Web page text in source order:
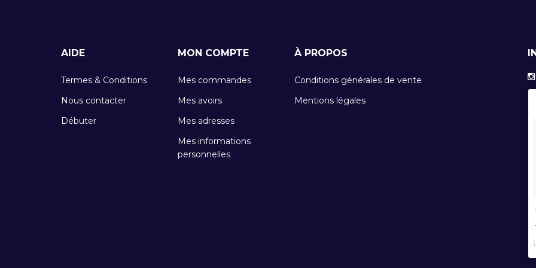
AIDE
Termes & Conditions
Nous contacter
Débuter
MON COMPTE
Mes commandes
Mes avoirs
Mes adresses
Mes informations
personnelles
À PROPOS
Conditions générales de vente
Mentions légales